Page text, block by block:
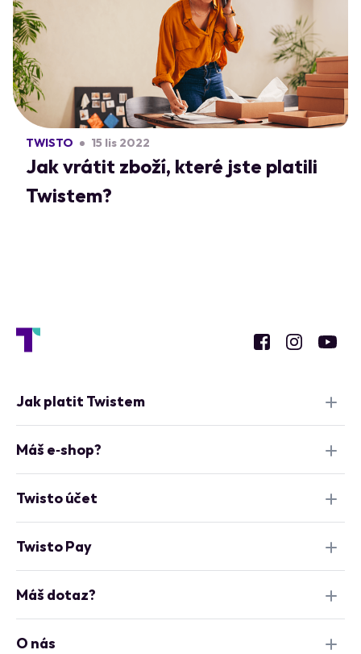
TWISTO 15 lis 2022
Jak vrátit zboží, které jste platili
Twistem?
Jak platit Twistem
Máš e‑shop?
Twisto účet
Twisto Pay
Máš dotaz?
O nás